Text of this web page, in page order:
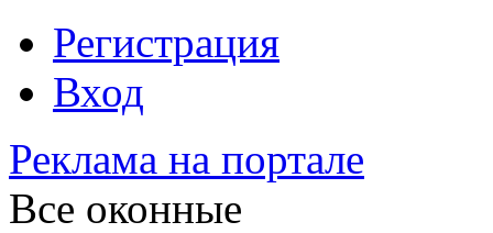
Регистрация
Вход
Реклама на портале
Все оконные